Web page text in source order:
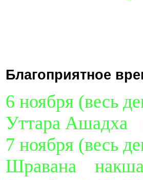
Благоприятное
6 ноября (весь
Уттара Ашадха
7 ноября (весь
Шравана